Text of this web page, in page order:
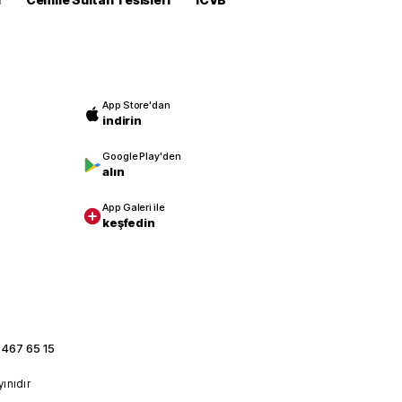
App Store'dan
indirin
Google Play'den
alın
App Galeri ile
keşfedin
65 15